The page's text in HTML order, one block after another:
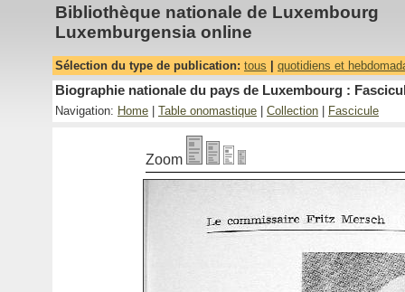
Bibliothèque nationale de Luxembourg
Luxemburgensia online
Sélection du type de publication: tous quotidiens et
Biographie nationale du pays de Luxembourg :
Navigation: Home Table onomastique Collection Fascicule
Zoom